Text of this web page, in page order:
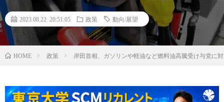
2023.08.22 20:51:05 政策 動向/展望
HOME 政策 岸田首相、ガソリンや軽油など燃料油高騰受け与党に